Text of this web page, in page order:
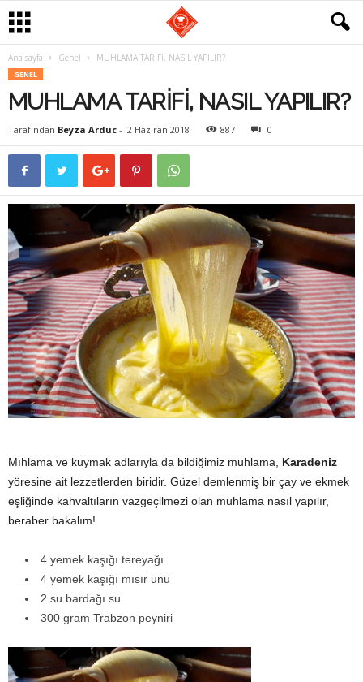
Ana sayfa Genel MUHLAMA TARİFİ, NASIL YAPILIR?
GENEL
MUHLAMA TARİFİ, NASIL YAPILIR?
Tarafından Beyza Arduc - 2 Haziran 2018 887 0
Mıhlama ve kuymak adlarıyla da bildiğimiz muhlama, Karadeniz
yöresine ait lezzetlerden biridir. Güzel demlenmiş bir çay ve ekmek
eşliğinde kahvaltıların vazgeçilmezi olan muhlama nasıl yapılır,
beraber bakalım!
4 yemek kaşığı tereyağı
4 yemek kaşığı mısır unu
2 su bardağı su
300 gram Trabzon peyniri